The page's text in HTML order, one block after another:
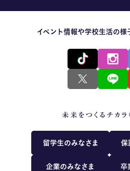
イベント情報や学校生活の様
留学生のみなさま 保
企業のみなさま 卒